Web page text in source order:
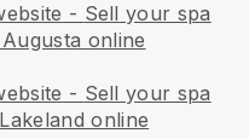
- Sell your spa
online
- Sell your spa
online